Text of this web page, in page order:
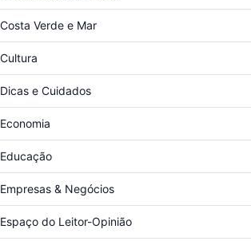
Costa Verde e Mar
Cultura
Dicas e Cuidados
Economia
Educação
Empresas & Negócios
Espaço do Leitor-Opinião